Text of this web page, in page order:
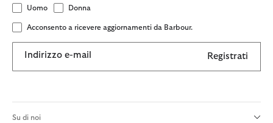
Uomo Donna
Acconsento a ricevere aggiornamenti da Barbour.
Indirizzo e-mail Registrati
Su di noi